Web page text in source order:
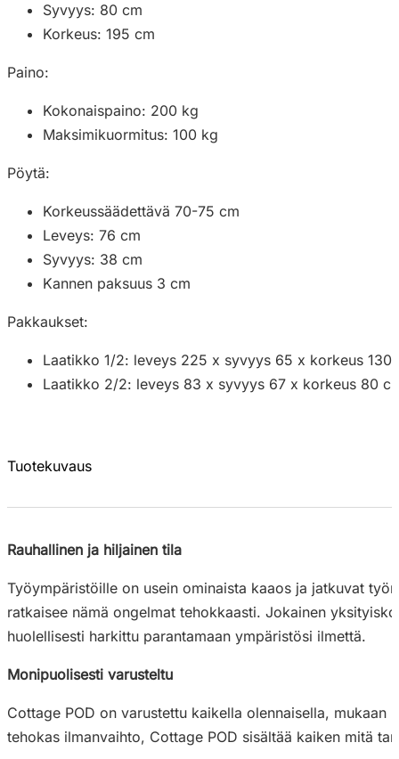
Syvyys: 80 cm
Korkeus: 195 cm
Paino:
Kokonaispaino: 200 kg
Maksimikuormitus: 100 kg
Pöytä:
Korkeussäädettävä 70-75 cm
Leveys: 76 cm
Syvyys: 38 cm
Kannen paksuus 3 cm
Pakkaukset:
Laatikko 1/2: leveys 225 x syvyys 65 x korkeus
Laatikko 2/2: leveys 83 x syvyys 67 x korkeus 80
Tuotekuvaus
Rauhallinen ja hiljainen tila
Työympäristöille on usein ominaista kaaos ja jatkuvat
ratkaisee nämä ongelmat tehokkaasti. Jokainen
huolellisesti harkittu parantamaan ympäristösi ilmettä.
Monipuolisesti varusteltu
Cottage POD on varustettu kaikella olennaisella,
tehokas ilmanvaihto, Cottage POD sisältää kaiken mitä